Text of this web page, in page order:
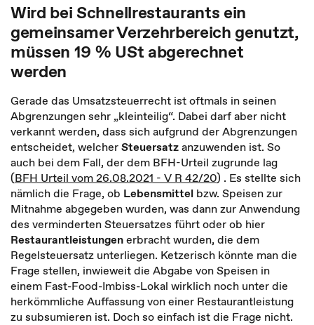
Wird bei Schnellrestaurants ein
gemeinsamer Verzehrbereich genutzt,
müssen 19 % USt abgerechnet
werden
Gerade das Umsatzsteuerrecht ist oftmals in seinen
Abgrenzungen sehr „kleinteilig“. Dabei darf aber nicht
verkannt werden, dass sich aufgrund der Abgrenzungen
entscheidet, welcherSteuersatzanzuwenden ist. So
auch bei dem Fall, der dem BFH-Urteil zugrunde lag
(BFH Urteil vom 26.08.2021 - V R 42/20) . Es stellte sich
nämlich die Frage, ob Lebensmittel bzw. Speisen zur
Mitnahme abgegeben wurden, was dann zur Anwendung
des verminderten Steuersatzes führt oder ob hier
Restaurantleistungenerbracht wurden, die dem
Regelsteuersatz unterliegen. Ketzerisch könnte man die
Frage stellen, inwieweit die Abgabe von Speisen in
einem Fast-Food-Imbiss-Lokal wirklich noch unter die
herkömmliche Auffassung von einer Restaurantleistung
zu subsumieren ist. Doch so einfach ist die Frage nicht.